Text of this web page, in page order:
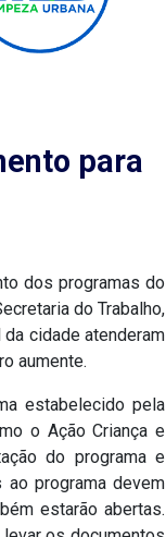
para
dos programas do
do Trabalho,
cidade atenderam
aumente.
estabelecido pela
o Ação Criança e
do programa e
programa devem
estarão abertas.